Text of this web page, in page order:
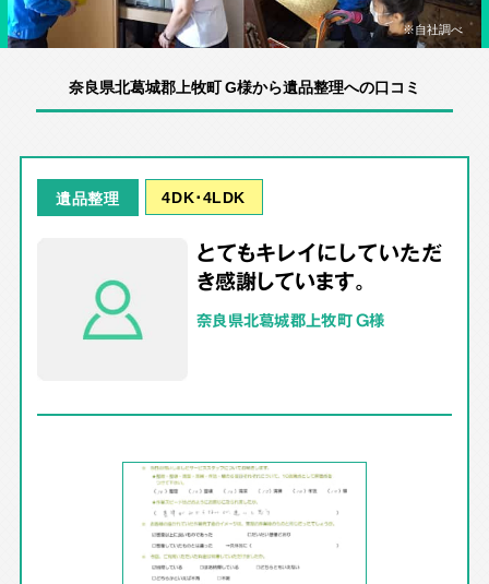
※自社調べ
奈良県北葛城郡上牧町 G様から遺品整理への口コミ
遺品整理 4DK･4LDK
とてもキレイにしていただ
き感謝しています。
奈良県北葛城郡上牧町 G様